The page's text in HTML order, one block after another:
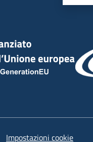
Impostazioni cookie